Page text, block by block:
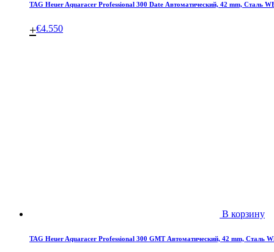
TAG Heuer Aquaracer Professional 300 Date Автоматический, 42 mm, Сталь
€4.550
+
В корзину
TAG Heuer Aquaracer Professional 300 GMT Автоматический, 42 mm, Сталь